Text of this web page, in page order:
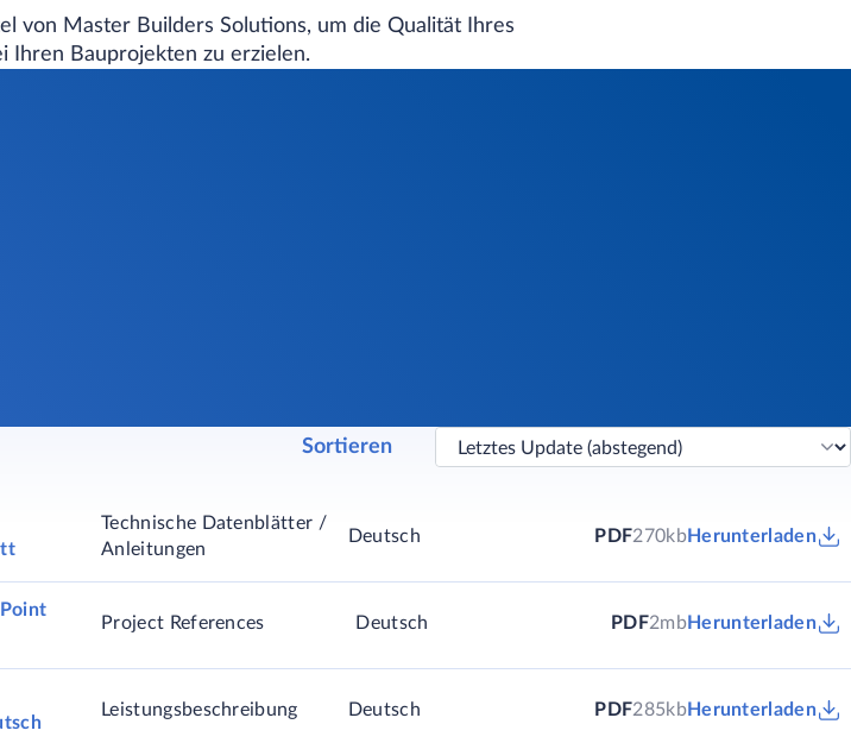
von Master Builders Solutions, um die Qualität Ihres
Ihren Bauprojekten zu erzielen.
Sortieren
Technische Datenblätter /
Anleitungen
Deutsch PDF270kbHerunterladen
Project References Deutsch PDF2mbHerunterladen
Leistungsbeschreibung Deutsch PDF285kbHerunterladen